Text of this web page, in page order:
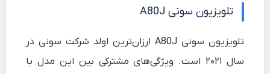
تلویزیون سونی A80J
تلویزیون سونی A80J ارزان‌ترین اولد شرکت سونی در
سال ۲۰۲۱ است. ویژگی‌های مشترکی بین این مدل با